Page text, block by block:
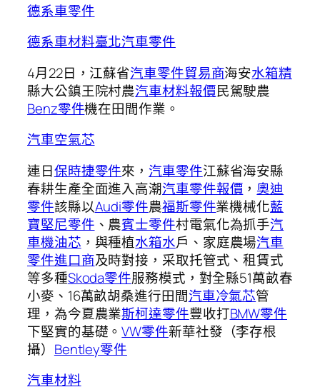
德系車零件
德系車材料臺北汽車零件
4月22日，江蘇省汽車零件貿易商海安水箱精
縣大公鎮王院村農汽車材料報價民駕駛農
Benz零件機在田間作業。
汽車空氣芯
連日保時捷零件來，汽車零件江蘇省海安縣
春耕生產全面進入高潮汽車零件報價 ， 奧迪
零件該縣以Audi零件農福斯零件業機械化藍
寶堅尼零件 、農賓士零件村電氣化為抓手汽
車機油芯 ，與種植水箱水戶、家庭農場汽車
零件進口商及時對接，采取托管式、租賃式
等多種Skoda零件服務模式，對全縣51萬畝春
小麥、16萬畝胡桑進行田間汽車冷氣芯管
理，為今夏農業斯柯達零件豐收打BMW零件
下堅實的基礎。VW零件新華社發（李存根
攝） Bentley零件
汽車材料